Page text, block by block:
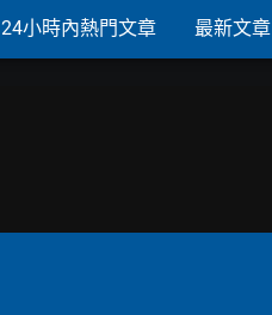
24小時內熱門文章 最新文章